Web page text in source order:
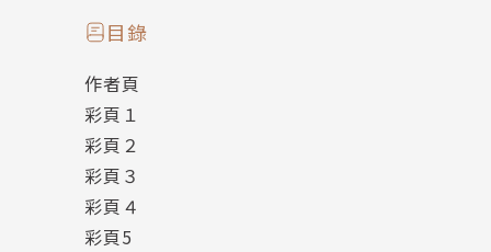
出身於廣為人知的合唱王國——福島。從小時候
主》系列、《文學少女》系列、《桌球場系列》
繪者簡介
竹岡美穗(Miho Takeoka)
７月１日出生。東京人，目前是住在埼玉縣的畫
畫畫或是創作，就是人生最大的幸福。
目錄
作者頁
彩頁１
彩頁２
彩頁３
彩頁４
彩頁5